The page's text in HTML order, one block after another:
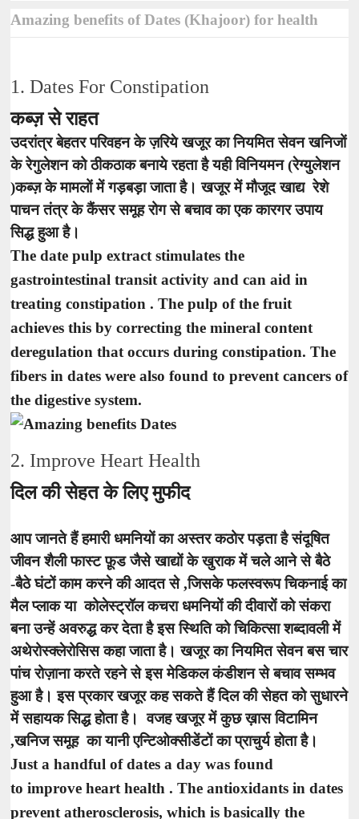
Amazing benefits of Dates (Khajoor) for health
1. Dates For Constipation
कब्ज़ से राहत
उदरांत्र बेहतर परिवहन के ज़रिये खजूर का नियमित सेवन खनिजों
के रेगुलेशन को ठीकठाक बनाये रहता है यही विनियमन (रेग्युलेशन
)कब्ज़ के मामलों में गड़बड़ा जाता है। खजूर में मौजूद खाद्य रेशे
पाचन तंत्र के कैंसर समूह रोग से बचाव का एक कारगर उपाय
सिद्ध हुआ है।
The date pulp extract stimulates the
gastrointestinal transit activity and can aid in
treating constipation . The pulp of the fruit
achieves this by correcting the mineral content
deregulation that occurs during constipation. The
fibers in dates were also found to prevent cancers of
the digestive system.
2. Improve Heart Health
दिल की सेहत के लिए मुफीद
आप जानते हैं हमारी धमनियों का अस्तर कठोर पड़ता है संदूषित
जीवन शैली फास्ट फ़ूड जैसे खाद्यों के खुराक में चले आने से बैठे
-बैठे घंटों काम करने की आदत से ,जिसके फलस्वरूप चिकनाई का
मैल प्लाक या कोलेस्ट्रॉल कचरा धमनियों की दीवारों को संकरा
बना उन्हें अवरुद्ध कर देता है इस स्थिति को चिकित्सा शब्दावली में
अथेरोस्क्लेरोसिस कहा जाता है। खजूर का नियमित सेवन बस चार
पांच रोज़ाना करते रहने से इस मेडिकल कंडीशन से बचाव सम्भव
हुआ है। इस प्रकार खजूर कह सकते हैं दिल की सेहत को सुधारने
में सहायक सिद्ध होता है। वजह खजूर में कुछ ख़ास विटामिन
,खनिज समूह का यानी एन्टिओक्सीडेंटों का प्राचुर्य होता है।
Just a handful of dates a day was found
to improve heart health . The antioxidants in dates
prevent atherosclerosis, which is basically the